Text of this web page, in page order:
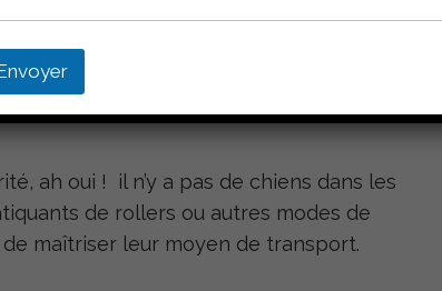
et qu’il fait sombre très tôt ou
la nuit, ou seul(e) ou sur la route ce qui
peu attentifs.
ah oui ! il n’y a pas de chiens dans les
de rollers ou autres modes de
maîtriser leur moyen de transport.